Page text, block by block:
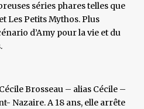
séries phares telles que
Les Petits Mythos. Plus
d’Amy pour la vie et du
Brosseau – alias Cécile –
Nazaire. A 18 ans, elle arrête